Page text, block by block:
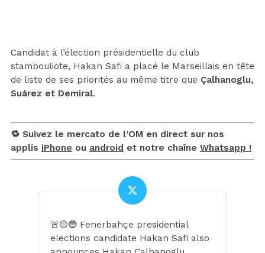
Candidat à l’élection présidentielle du club
stambouliote, Hakan Safi a placé le Marseillais en tête
de liste de ses priorités au même titre que Çalhanoglu,
Suárez et Demiral.
🔁 Suivez le mercato de l’OM en direct sur nos
applis iPhone ou android et notre chaîne Whatsapp !
🚨🟡🔵 Fenerbahçe presidential
elections candidate Hakan Safi also